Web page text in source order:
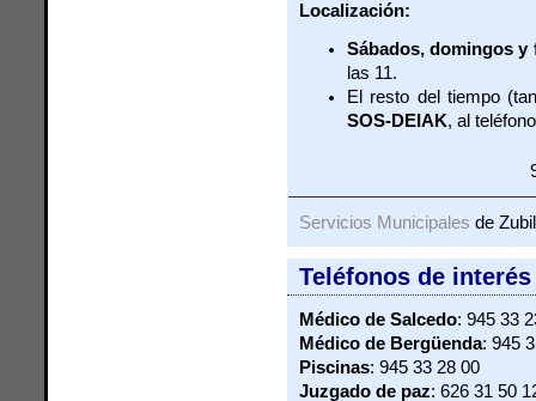
Localización:
Sábados, domingos y
las 11.
El resto del tiempo
SOS-DEIAK, al
Servicios Municipales de
Teléfonos de interés
Médico de Salcedo: 945 33
Médico de Bergüenda: 945
Piscinas: 945 33 28 00
Juzgado de paz: 626 31 50